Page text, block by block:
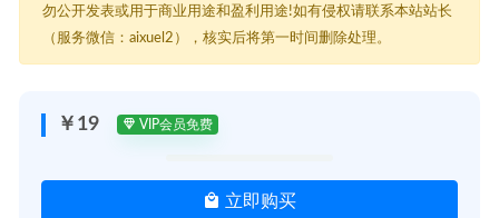
勿公开发表或用于商业用途和盈利用途!如有侵权请联系本站站长
（服务微信：aixuel2），核实后将第一时间删除处理。
￥19 VIP会员免费
立即购买